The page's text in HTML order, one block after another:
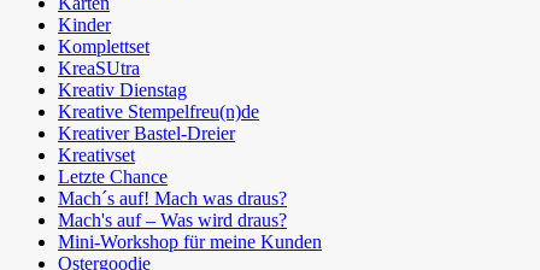
Kinder
Komplettset
KreaSUtra
Kreativ Dienstag
Kreative Stempelfreu(n)de
Kreativer Bastel-Dreier
Kreativset
Letzte Chance
Mach´s auf! Mach was draus?
Mach's auf – Was wird draus?
Mini-Workshop für meine Kunden
Ostergoodie